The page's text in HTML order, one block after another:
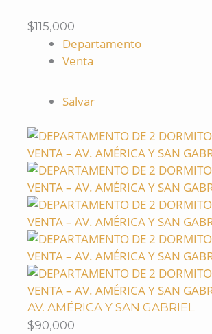
$115,000
Departamento
Venta
Salvar
AV. AMÉRICA Y SAN GABRIEL
$90,000